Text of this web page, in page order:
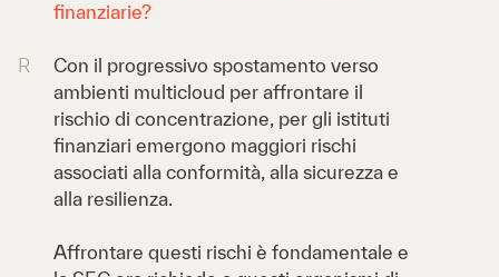
finanziarie?
R
Con il progressivo spostamento verso
ambienti multicloud per affrontare il
rischio di concentrazione, per gli istituti
finanziari emergono maggiori rischi
associati alla conformità, alla sicurezza e
alla resilienza.
Affrontare questi rischi è fondamentale e